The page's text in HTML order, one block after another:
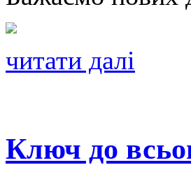
читати далі
Ключ до